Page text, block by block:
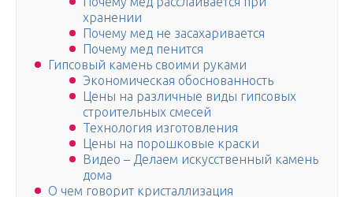
хранении
Почему мед не засахаривается
Почему мед пенится
Гипсовый камень своими руками
Экономическая обоснованность
Цены на различные виды гипсовых
строительных смесей
Технология изготовления
Цены на порошковые краски
Видео – Делаем искусственный камень
дома
О чем говорит кристаллизация